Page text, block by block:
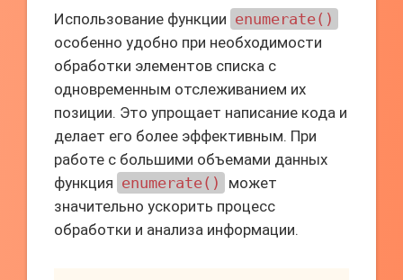
Использование функции enumerate()
особенно удобно при необходимости
обработки элементов списка с
одновременным отслеживанием их
позиции. Это упрощает написание кода и
делает его более эффективным. При
работе с большими объемами данных
функция enumerate()
может
значительно ускорить процесс
обработки и анализа информации.